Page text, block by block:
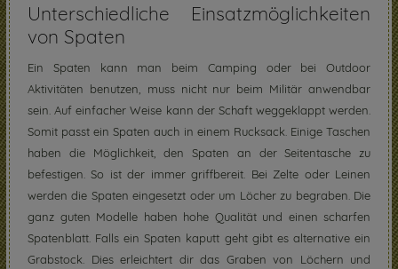
Unterschiedliche Einsatzmöglichkeiten
von Spaten
Ein Spaten kann man beim Camping oder bei Outdoor
Aktivitäten benutzen, muss nicht nur beim Militär anwendbar
sein. Auf einfacher Weise kann der Schaft weggeklappt werden.
Somit passt ein Spaten auch in einem Rucksack. Einige Taschen
haben die Möglichkeit, den Spaten an der Seitentasche zu
befestigen. So ist der immer griffbereit. Bei Zelte oder Leinen
werden die Spaten eingesetzt oder um Löcher zu begraben. Die
ganz guten Modelle haben hohe Qualität und einen scharfen
Spatenblatt. Falls ein Spaten kaputt geht gibt es alternative ein
Grabstock. Dies erleichtert dir das Graben von Löchern und